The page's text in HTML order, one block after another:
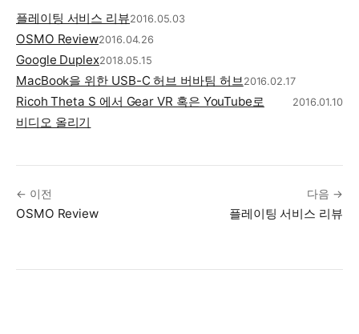
플레이팅 서비스 리뷰2016.05.03
OSMO Review2016.04.26
Google Duplex2018.05.15
MacBook을 위한 USB-C 허브 버바팀 허브2016.02.17
Ricoh Theta S 에서 Gear VR 혹은 YouTube로
비디오 올리기
2016.01.10
← 이전
OSMO Review
다음 →
플레이팅 서비스 리뷰